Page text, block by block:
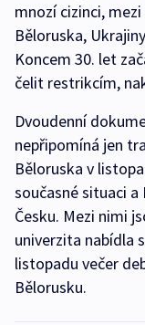
mnozí cizinci,
Běloruska,
Koncem 30. let
čelit restrikcím,
Dvoudenní
nepřipomíná jen
Běloruska v
současné situaci
Česku. Mezi nimi
univerzita nabídla
listopadu večer
Bělorusku.